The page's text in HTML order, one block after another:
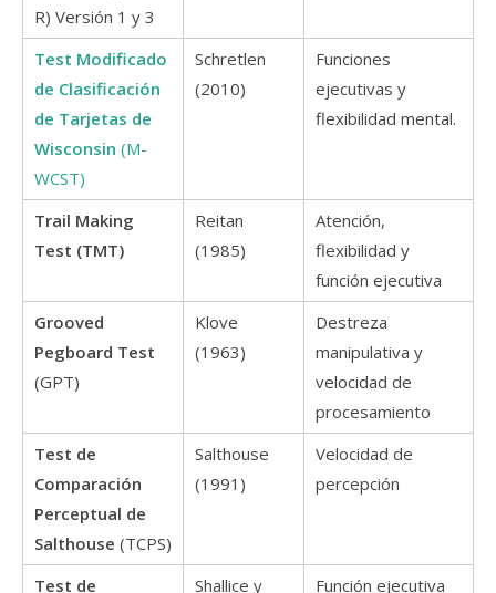
R) Versión 1 y 3
Test Modificado
de Clasificación
de Tarjetas de
Wisconsin (M-
WCST)
Schretlen
(2010)
Funciones
ejecutivas y
flexibilidad mental.
Trail Making
Test (TMT)
Reitan
(1985)
Atención,
flexibilidad y
función ejecutiva
Grooved
Pegboard Test
(GPT)
Klove
(1963)
Destreza
manipulativa y
velocidad de
procesamiento
Test de
Comparación
Perceptual de
Salthouse (TCPS)
Salthouse
(1991)
Velocidad de
percepción
Test de
Shallice y
Función ejecutiva